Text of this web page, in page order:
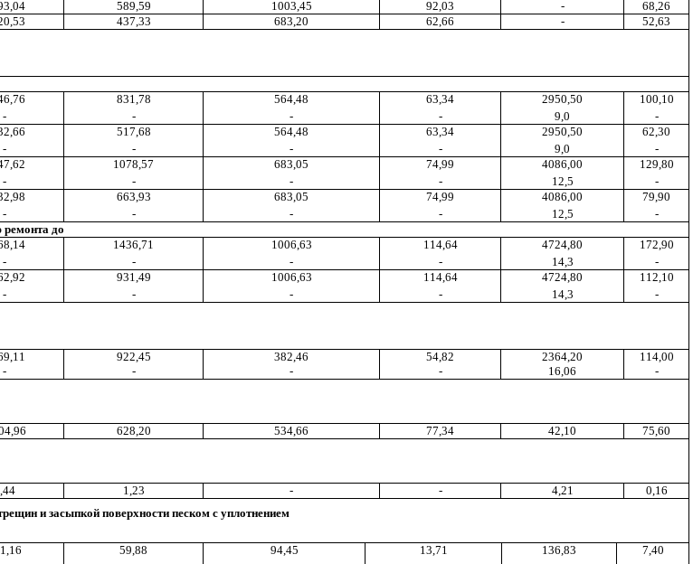
589,59 1003,45 92,03 -
68,26
437,33 683,20 62,66 - 52,63
831,78 564,48 63,34 2950,50 100,10
- - - - 9,0
-
,66 517,68 564,48 63,34 2950,50
62,30
- - - - 9,0
-
,62 1078,57 683,05 74,99 4086,00
129,80
- - - - 12,5
-
663,93 683,05 74,99 4086,00
79,90
- - - - 12,5
-
до
1436,71 1006,63 114,64 4724,80 172,90
- - - - 14,3
-
,92 931,49 1006,63 114,64 4724,80 112,10
- - - - 14,3
-
,11 922,45 382,46 54,82 2364,20
114,00
- - - - 16,06
-
628,20 534,66 77,34 42,10
75,60
1,23 - - 4,21 0,16
и засыпкой поверхности песком с уплотнением
59,88 94,45 13,71 136,83 7,40